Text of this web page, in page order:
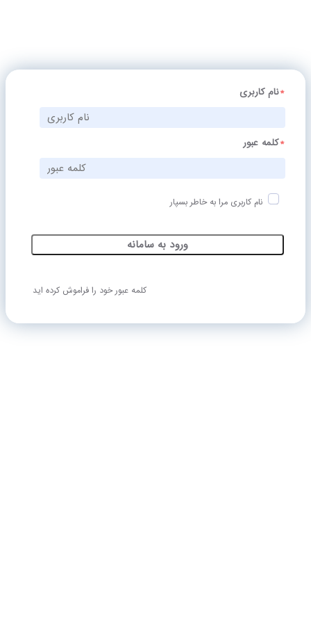
*نام کاربری
*کلمه عبور
نام کاربری مرا به خاطر بسپار
ورود به سامانه
کلمه عبور خود را فراموش کرده اید